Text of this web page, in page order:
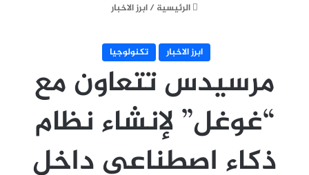
الرئيسية/ابرز الاخبار
ابرز الاخبار تكنولوجيا
مرسيدس تتعاون مع
“غوغل” لإنشاء نظام
ذكاء اصطناعي داخل